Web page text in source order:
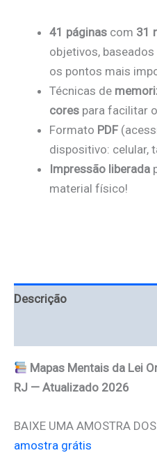
41 páginas com 31
objetivos,
os pontos mais
Técnicas de
cores para facilitar
Formato PDF
dispositivo: celular,
Impressão liberada
material físico!
Descrição
Mapas Mentais da Lei
RJ — Atualizado 2026
BAIXE UMA AMOSTRA
amostra grátis